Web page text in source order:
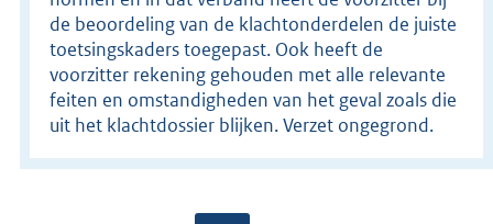
de beoordeling van de klachtonderdelen de juiste
toetsingskaders toegepast. Ook heeft de
voorzitter rekening gehouden met alle relevante
feiten en omstandigheden van het geval zoals die
uit het klachtdossier blijken. Verzet ongegrond.